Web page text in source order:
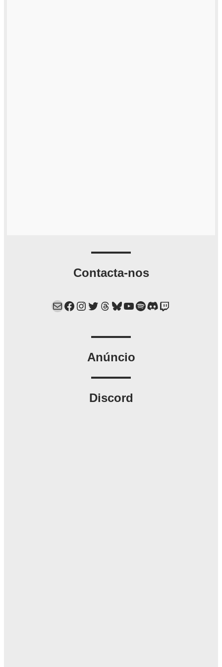
Contacta-nos
Mail Facebook Instagram Twitter Threads Bluesky YouTube Spotify Discord Twitch
Anúncio
Discord